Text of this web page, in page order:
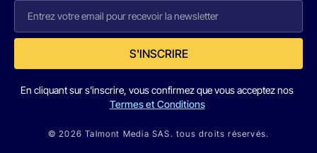
S'INSCRIRE
En cliquant sur s'inscrire, vous confirmez que vous acceptez nos
Termes et Conditions
© 2026 Talmont Media SAS. tous droits réservés.